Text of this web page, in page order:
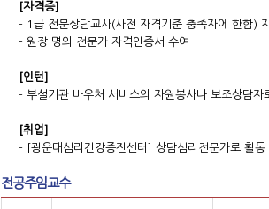
[자격증]
- 1급 전문상담교사(사전 자격기준 충족자에 한함)
- 원장 명의 전문가 자격인증서 수여
[인턴]
- 부설기관 바우처 서비스의 자원봉사나 보조상담자
[취업]
- [광운대심리건강증진센터] 상담심리전문가로 활동
전공주임교수